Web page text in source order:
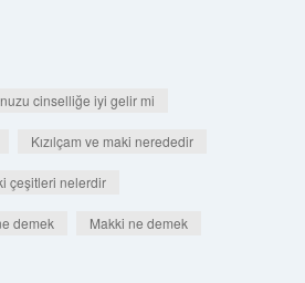
cinselliğe iyi gelir mi
Kızılçam ve maki nerededir
çeşitleri nelerdir
demek Makki ne demek